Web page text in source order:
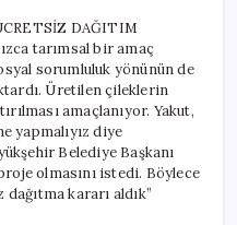
DAĞITIM
tarımsal bir amaç
sorumluluk yönünün de
Üretilen çileklerin
amaçlanıyor. Yakut,
yapmalıyız diye
Belediye Başkanı
olmasını istedi. Böylece
kararı aldık”